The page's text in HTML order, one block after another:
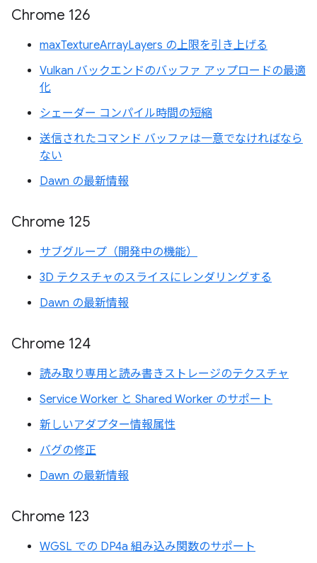
Chrome 126
maxTextureArrayLayers の上限を引き上げる
Vulkan バックエンドのバッファ アップロードの最適
化
シェーダー コンパイル時間の短縮
送信されたコマンド バッファは一意でなければなら
ない
Dawn の最新情報
Chrome 125
サブグループ（開発中の機能）
3D テクスチャのスライスにレンダリングする
Dawn の最新情報
Chrome 124
読み取り専用と読み書きストレージのテクスチャ
Service Worker と Shared Worker のサポート
新しいアダプター情報属性
バグの修正
Dawn の最新情報
Chrome 123
WGSL での DP4a 組み込み関数のサポート